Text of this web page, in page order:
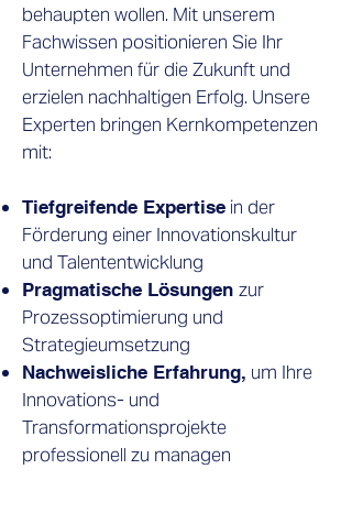
behaupten wollen. Mit unserem
Fachwissen positionieren Sie Ihr
Unternehmen für die Zukunft und
erzielen nachhaltigen Erfolg. Unsere
Experten bringen Kernkompetenzen
mit:
Tiefgreifende Expertise in der
Förderung einer Innovationskultur
und Talententwicklung
Pragmatische Lösungen zur
Prozessoptimierung und
Strategieumsetzung
Nachweisliche Erfahrung, um Ihre
Innovations- und
Transformationsprojekte
professionell zu managen